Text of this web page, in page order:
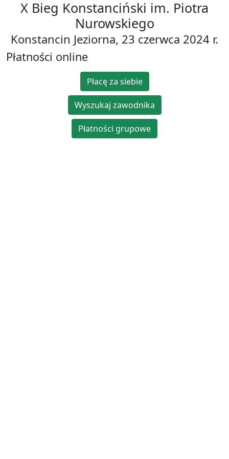
X Bieg Konstanciński im. Piotra
Nurowskiego
Konstancin Jeziorna, 23 czerwca 2024 r.
Płatności online